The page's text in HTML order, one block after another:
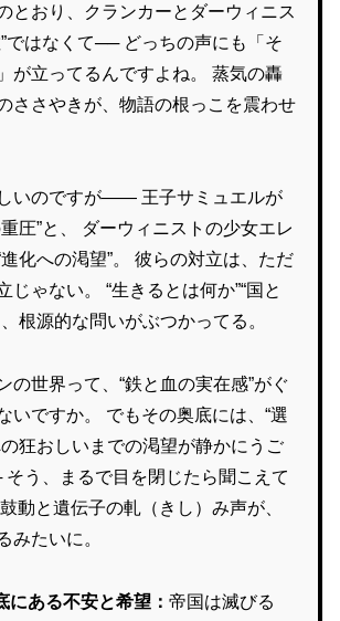
とおり、クランカーとダーウィニス
”ではなくて── どっちの声にも「そ
が立ってるんですよね。 蒸気の轟
ささやきが、物語の根っこを震わせ
いのですが—— 王子サミュエルが
圧”と、 ダーウィニストの少女エレ
進化への渇望”。 彼らの対立は、ただ
じゃない。 “生きるとは何か”“国と
根源的な問いがぶつかってる。
の世界って、“鉄と血の実在感”がぐ
いですか。 でもその奥底には、“選
狂おしいまでの渇望が静かにうご
う、まるで目を閉じたら聞こえて
動と遺伝子の軋（きし）み声が、
みたいに。
にある不安と希望：帝国は滅びる